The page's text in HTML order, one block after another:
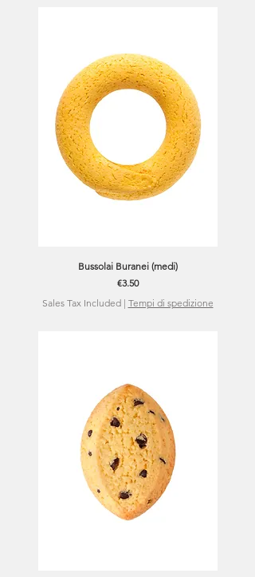
Bussolai Buranei (medi)
Price
€3.50
Sales Tax Included| Tempi di spedizione